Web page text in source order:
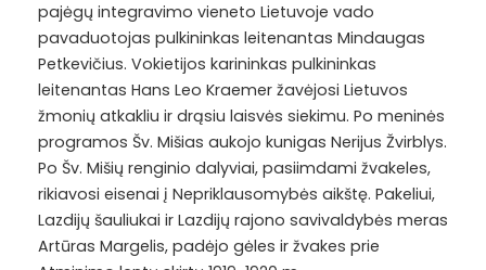
pajėgų integravimo vieneto Lietuvoje vado
pavaduotojas pulkininkas leitenantas Mindaugas
Petkevičius. Vokietijos karininkas pulkininkas
leitenantas Hans Leo Kraemer žavėjosi Lietuvos
žmonių atkakliu ir drąsiu laisvės siekimu. Po meninės
programos Šv. Mišias aukojo kunigas Nerijus Žvirblys.
Po Šv. Mišių renginio dalyviai, pasiimdami žvakeles,
rikiavosi eisenai į Nepriklausomybės aikštę. Pakeliui,
Lazdijų šauliukai ir Lazdijų rajono savivaldybės meras
Artūras Margelis, padėjo gėles ir žvakes prie